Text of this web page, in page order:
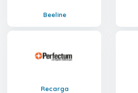
Beeline
Recarga